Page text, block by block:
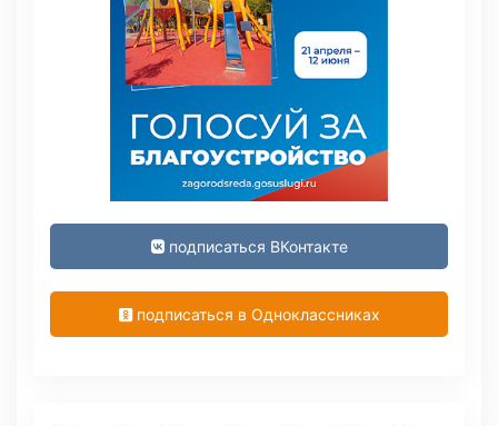
подписаться ВКонтакте
подписаться в Одноклассниках